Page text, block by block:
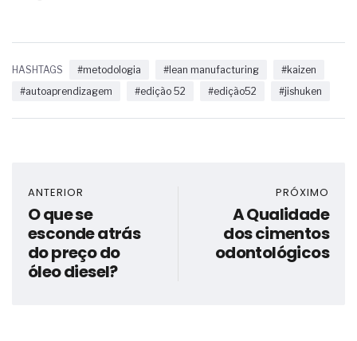
HASHTAGS #metodologia #lean manufacturing
#kaizen
#autoaprendizagem
#edição 52 #edição52 #jishuken
ANTERIOR
O que se
esconde atrás
do preço do
óleo diesel?
PRÓXIMO
A Qualidade
dos cimentos
odontológicos